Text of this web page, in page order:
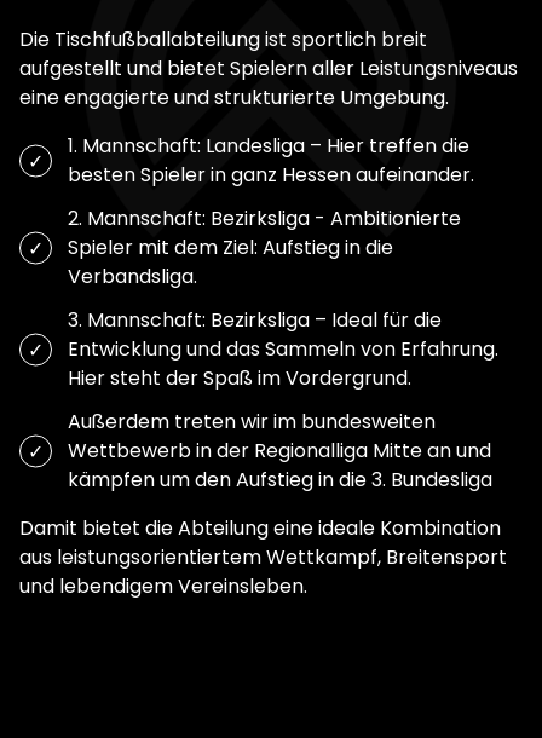
Die Tischfußballabteilung ist sportlich breit
aufgestellt und bietet Spielern aller Leistungsniveaus
eine engagierte und strukturierte Umgebung.
1. Mannschaft: Landesliga – Hier treffen die
besten Spieler in ganz Hessen aufeinander.
2. Mannschaft: Bezirksliga - Ambitionierte
Spieler mit dem Ziel: Aufstieg in die
Verbandsliga.
3. Mannschaft: Bezirksliga – Ideal für die
Entwicklung und das Sammeln von Erfahrung.
Hier steht der Spaß im Vordergrund.
Außerdem treten wir im bundesweiten
Wettbewerb in der Regionalliga Mitte an und
kämpfen um den Aufstieg in die 3. Bundesliga
Damit bietet die Abteilung eine ideale Kombination
aus leistungsorientiertem Wettkampf, Breitensport
und lebendigem Vereinsleben.